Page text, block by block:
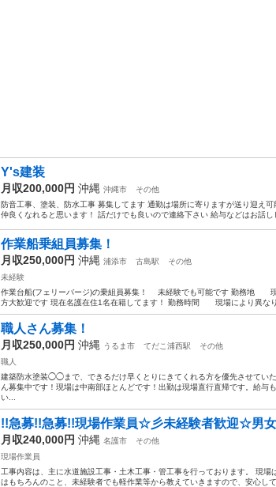
Y's建装
月収200,000円 沖縄 沖縄市
その他
防音工事、塗装、防水工事 募集してます 通勤は場所に寄りますが送り迎え
仲良くなれると思います！ 話だけでも良いので連絡下さい 給与などはお話し
作業船乗組員募集！
月収250,000円 沖縄 浦添市 古島駅
その他
未経験
作業台船(フェリーバージ)の乗組員募集！ 未経験でも可能です 勤務地 現
方大歓迎です 現在名護在住1名在籍してます！ 勤務時間 現場により異
職人さん募集！
月収250,000円 沖縄 うるま市 てだこ浦西駅
その他
職人
建築防水塗装◯◯まで、できるだけ早くとりにきてくれる方を優先させてい
ん募集中です！現場は中南部ほとんどです！出勤は現場直行直帰です。給与
い...
!!急募!!急募!!現場作業員☆彡未経験者歓迎☆男
月収240,000円 沖縄 名護市
その他
現場作業員
工事内容は、主に水道施設工事・土木工事・管工事を行っております。 現
はもちろんのこと、未経験者でも軽作業等から教えていきますので、安心し